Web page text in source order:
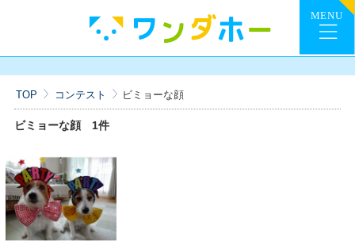
TOP コンテスト ビミョーな顔
ビミョーな顔 1件